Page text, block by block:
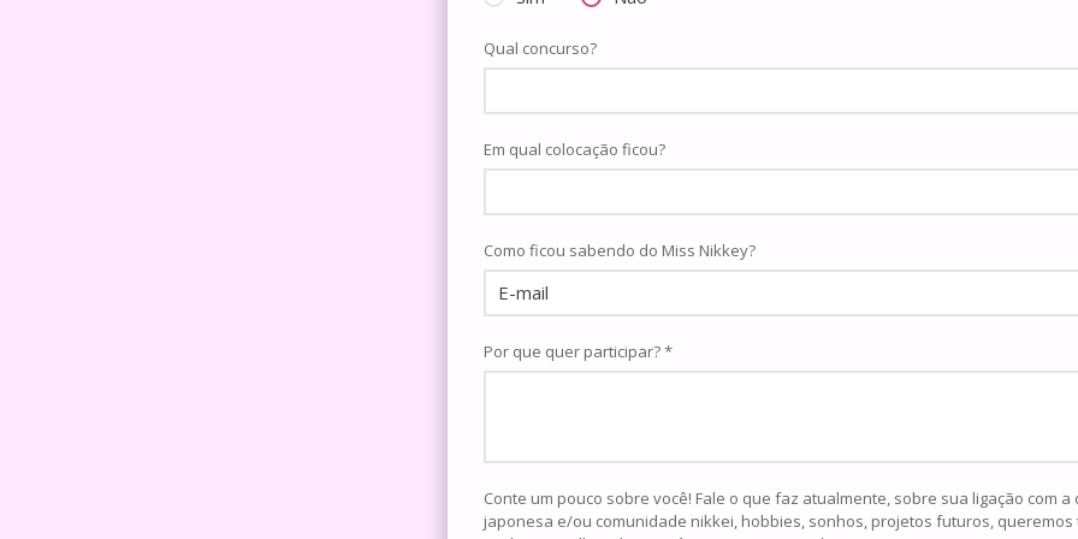
Qual concurso?
Em qual colocação ficou?
Como ficou sabendo do Miss Nikkey?
Por que quer participar? *
Conte um pouco sobre você! Fale o que faz atualmente, sobre sua ligação com a cultura
japonesa e/ou comunidade nikkei, hobbies, sonhos, projetos futuros, queremos